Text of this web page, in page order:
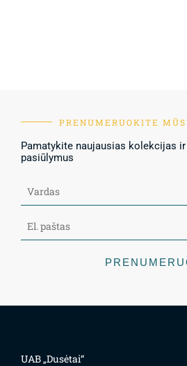
PRENUMERUOKITE
Pamatykite naujausias kolekcijas
pasiūlymus
UAB „Dusėtai“